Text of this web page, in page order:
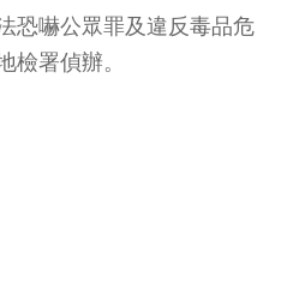
恐嚇公眾罪及違反毒品危
檢署偵辦。